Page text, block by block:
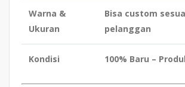
Warna &
Ukuran
Bisa custom
pelanggan
Kondisi 100% Baru –